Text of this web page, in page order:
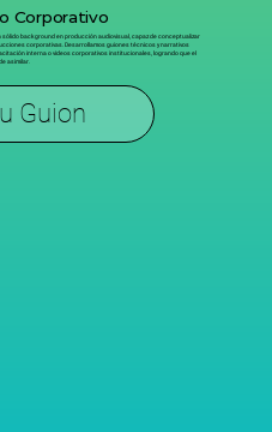
Corporativo
background en producción audiovisual, capaz de conceptualizar
corporativas. Desarrollamos guiones técnicos y narrativos
interna o videos corporativos institucionales, logrando que el
asimilar.
Guion